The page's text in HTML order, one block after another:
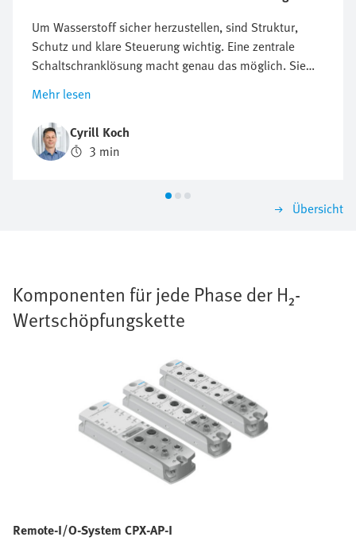
Um Wasserstoff sicher herzustellen, sind Struktur,
Schutz und klare Steuerung wichtig. Eine zentrale
Schaltschranklösung macht genau das möglich. Sie
sorgt für eine kompakte, sichere und effiziente
Elektrolyse. In diesem Beitrag erfahren Sie durch
technische Details, warum der zentrale Ansatz
überzeugt.
Mehr lesen
Cyrill Koch
3 min
Übersicht
Komponenten für jede Phase der H₂-
Wertschöpfungskette
Remote-I/O-System CPX-AP-I